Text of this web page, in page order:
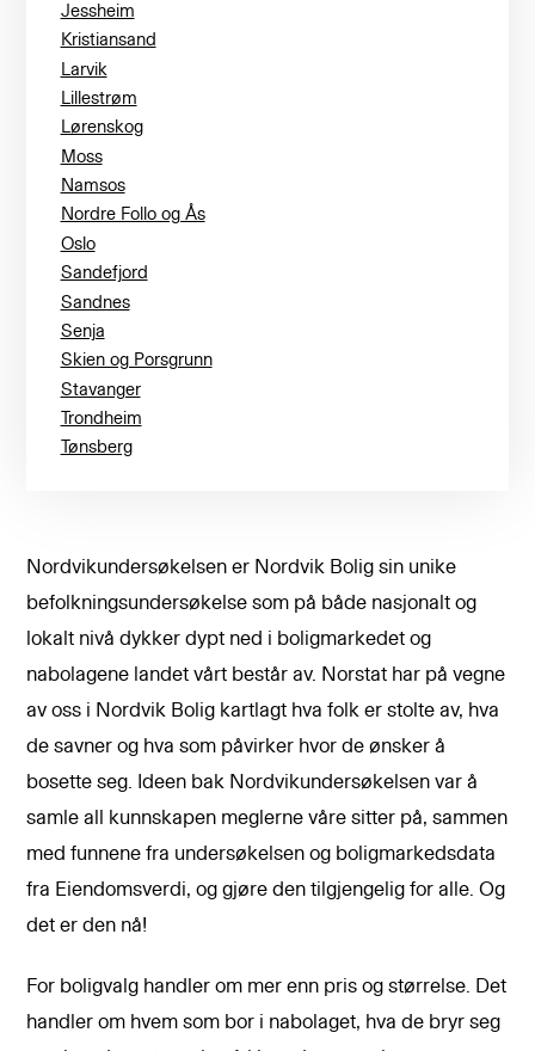
Jessheim
Kristiansand
Larvik
Lillestrøm
Lørenskog
Moss
Namsos
Nordre Follo og Ås
Oslo
Sandefjord
Sandnes
Senja
Skien og Porsgrunn
Stavanger
Trondheim
Tønsberg
Nordvikundersøkelsen er Nordvik Bolig sin unike
befolkningsundersøkelse som på både nasjonalt og
lokalt nivå dykker dypt ned i boligmarkedet og
nabolagene landet vårt består av. Norstat har på vegne
av oss i Nordvik Bolig kartlagt hva folk er stolte av, hva
de savner og hva som påvirker hvor de ønsker å
bosette seg. Ideen bak Nordvikundersøkelsen var å
samle all kunnskapen meglerne våre sitter på, sammen
med funnene fra undersøkelsen og boligmarkedsdata
fra Eiendomsverdi, og gjøre den tilgjengelig for alle. Og
det er den nå!
For boligvalg handler om mer enn pris og størrelse. Det
handler om hvem som bor i nabolaget, hva de bryr seg